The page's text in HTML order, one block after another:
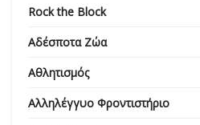
Rock the Block
Αδέσποτα Ζώα
Αθλητισμός
Αλληλέγγυο Φροντιστήριο